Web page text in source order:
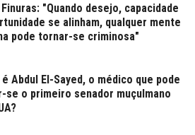
"Quando desejo, capacidade
se alinham, qualquer mente
pode tornar-se criminosa"
é Abdul El-Sayed, o médico que pode
se o primeiro senador muçulmano